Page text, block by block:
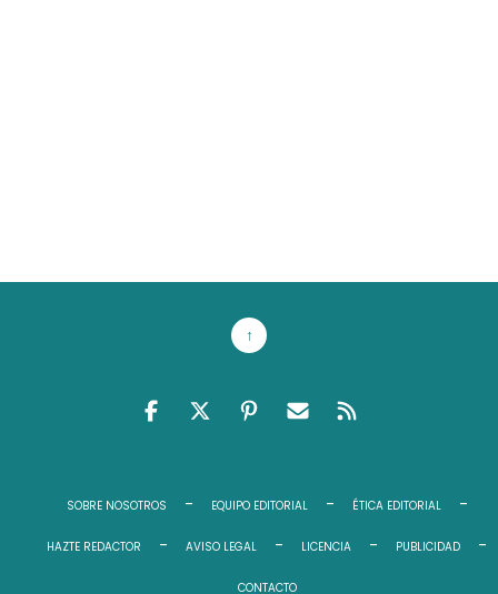
↑
SOBRE NOSOTROS EQUIPO EDITORIAL ÉTICA EDITORIAL
HAZTE REDACTOR AVISO LEGAL LICENCIA PUBLICIDAD
CONTACTO